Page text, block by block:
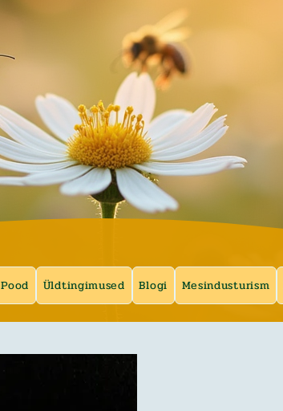
Pood Üldtingimused Blogi Mesindusturism